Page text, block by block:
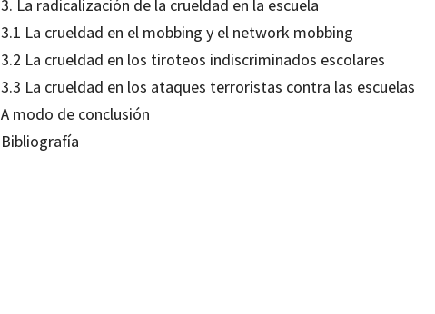
3. La radicalización de la crueldad en la escuela
3.1 La crueldad en el mobbing y el network mobbing
3.2 La crueldad en los tiroteos indiscriminados escolares
3.3 La crueldad en los ataques terroristas contra las escuelas
A modo de conclusión
Bibliografía